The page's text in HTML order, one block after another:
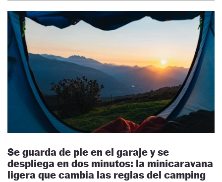
Se guarda de pie en el garaje y se
despliega en dos minutos: la minicaravana
ligera que cambia las reglas del camping